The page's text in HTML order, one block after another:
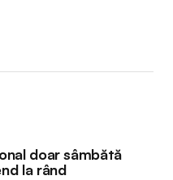
doar sâmbătă
la rând